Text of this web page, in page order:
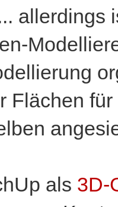
allerdings
Flächen
als 3D-